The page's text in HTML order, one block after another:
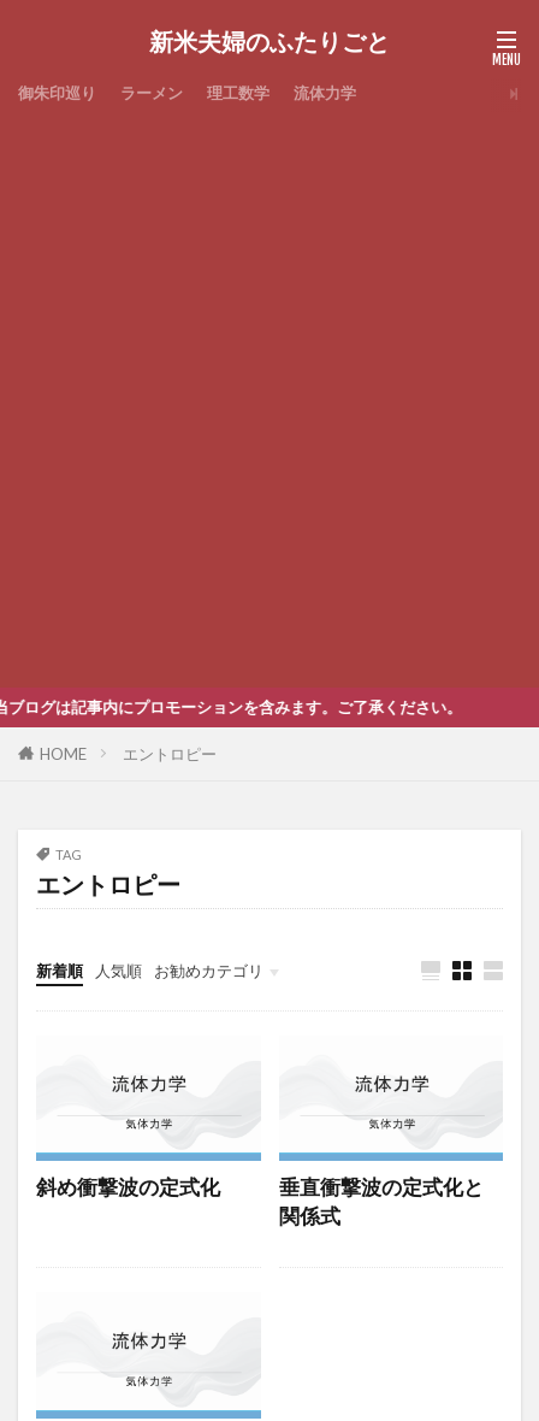
新米夫婦のふたりごと
御朱印巡り ラーメン 理工数学 流体力学
グは記事内にプロモーションを含みます。ご了承ください。
HOME エントロピー
TAG
エントロピー
新着順 人気順 お勧めカテゴリ
未分類
斜め衝撃波の定式化
垂直衝撃波の定式化と
関係式